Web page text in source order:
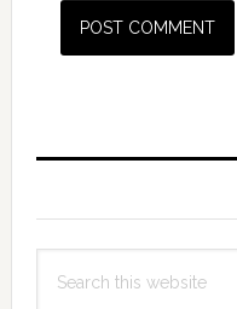
Primary
this